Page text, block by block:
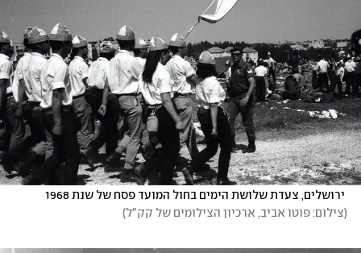
(צילום: פוטו אביב, ארכיון הצילומים של קק"ל)